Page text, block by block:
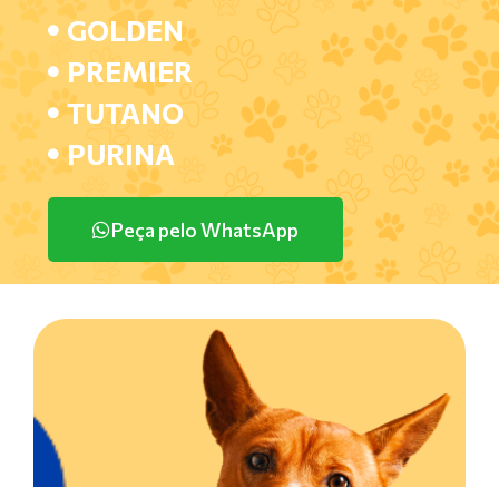
GOLDEN
PREMIER
TUTANO
PURINA
Peça pelo WhatsApp